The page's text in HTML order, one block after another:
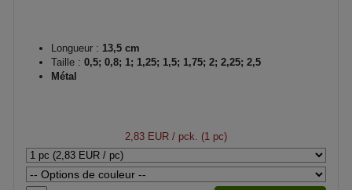
Longueur : 13,5 cm
Taille : 0,5; 0,8; 1; 1,25; 1,5; 1,75; 2; 2,25; 2,5
Métal
2,83 EUR / pck. (1 pc)